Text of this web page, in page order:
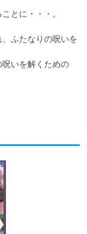
とに・・・。
ふたなりの呪いを
いを解くための